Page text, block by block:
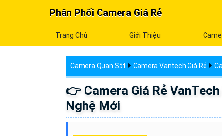
Phân Phối Camera Giá Rẻ
Trang Chủ Giới Thiệu
Camera Quan Sát Camera Vantech Giá Rẻ
👉 Camera Giá Rẻ
Nghệ Mới